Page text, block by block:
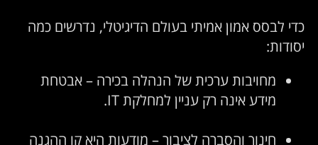
לבסס אמון אמיתי בעולם הדיגיטלי, נדרשים כמה
מחויבות ערכית של הנהלה בכירה – אבטחת
מידע אינה רק עניין למחלקת IT.
חינוך והסברה לציבור – מודעות היא קו ההגנה